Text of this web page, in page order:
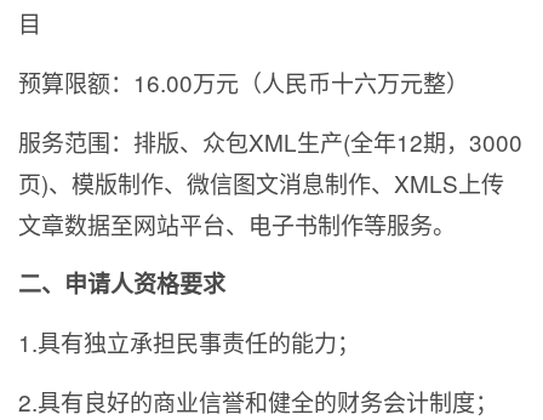
目
预算限额：16.00万元（人民币十六万元整）
服务范围：排版、众包XML生产(全年12期，3000
页)、模版制作、微信图文消息制作、XMLS上传
文章数据至网站平台、电子书制作等服务。
二、申请人资格要求
1.具有独立承担民事责任的能力；
2.具有良好的商业信誉和健全的财务会计制度；